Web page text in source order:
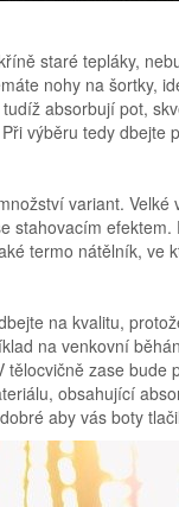
staré tepláky,
nohy na šortky,
absorbují pot,
výběru tedy dbejte
variant.
stahovacím
termo nátělník, ve
na kvalitu,
na venkovní
tělocvičně zase
obsahující
aby vás boty